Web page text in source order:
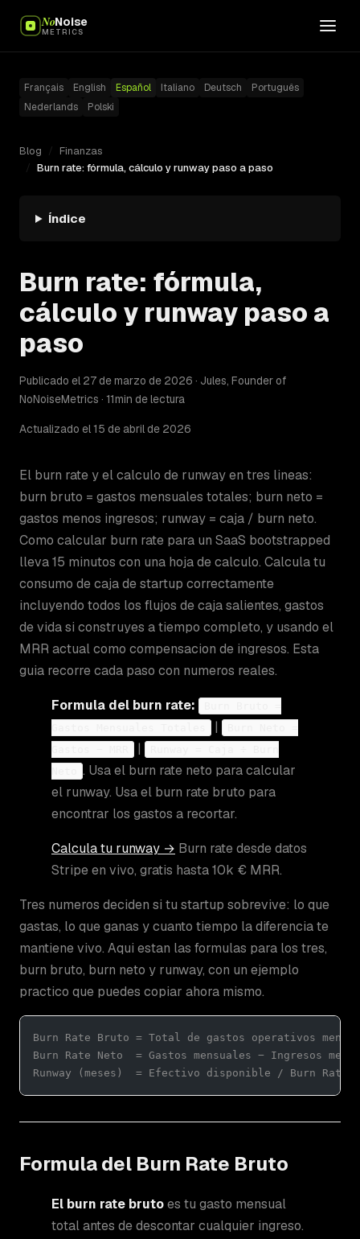
NoNoise
METRICS
Français English Español Italiano Deutsch
Português
Nederlands
Polski
Blog / Finanzas
/ Burn rate: fórmula, cálculo y runway paso a paso
Índice
Burn rate: fórmula,
cálculo y runway paso a
paso
Publicado el 27 de marzo de 2026 · Jules, Founder of
NoNoiseMetrics · 11min de lectura
Actualizado el 15 de abril de 2026
El burn rate y el calculo de runway en tres lineas:
burn bruto = gastos mensuales totales; burn neto =
gastos menos ingresos; runway = caja / burn neto.
Como calcular burn rate para un SaaS bootstrapped
lleva 15 minutos con una hoja de calculo. Calcula tu
consumo de caja de startup correctamente
incluyendo todos los flujos de caja salientes, gastos
de vida si construyes a tiempo completo, y usando el
MRR actual como compensacion de ingresos. Esta
guia recorre cada paso con numeros reales.
Formula del burn rate:
|
|
. Usa el burn rate neto para calcular
el runway. Usa el burn rate bruto para
encontrar los gastos a recortar.
Calcula tu runway → Burn rate desde datos
Stripe en vivo, gratis hasta 10k € MRR.
Tres numeros deciden si tu startup sobrevive: lo que
gastas, lo que ganas y cuanto tiempo la diferencia te
mantiene vivo. Aqui estan las formulas para los tres,
burn bruto, burn neto y runway, con un ejemplo
practico que puedes copiar ahora mismo.
Burn Rate Bruto = Total de gastos operativos
Burn Rate Neto  = Gastos mensuales − Ingresos
Runway (meses)  = Efectivo disponible / Burn Rate
Formula del Burn Rate Bruto
El burn rate brutoes tu gasto mensual
total antes de descontar cualquier ingreso.